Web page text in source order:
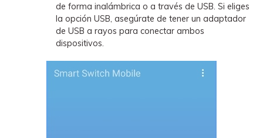
de forma inalámbrica o a través de USB. Si eliges
la opción USB, asegúrate de tener un adaptador
de USB a rayos para conectar ambos
dispositivos.